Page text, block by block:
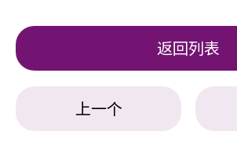
返回列表
上一个